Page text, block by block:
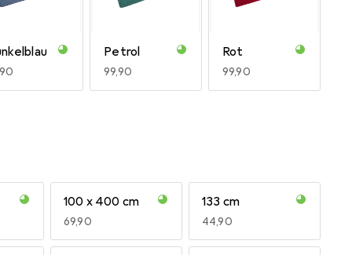
Petrol
EUR
99,90
Rot
EUR
99,90
100 x 400 cm
EUR
69,90
133 cm
EUR
44,90